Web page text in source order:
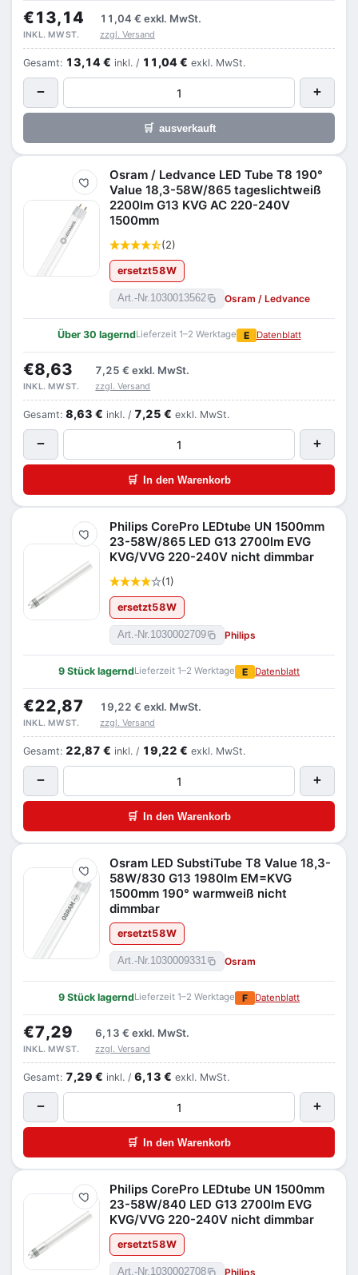
€13,14 11,04 € exkl. MwSt.
INKL. MWST. zzgl. Versand
Gesamt: 13,14 € inkl. / 11,04 € exkl. MwSt.
− +
🛒 ausverkauft
Merken
Osram / Ledvance LED Tube T8 190°
Value 18,3-58W/865 tageslichtweiß
2200lm G13 KVG AC 220-240V
1500mm
(2)
ersetzt58W
Art.-Nr.1030013562 Osram / Ledvance
Über 30 lagerndLieferzeit 1–2 Werktage E Datenblatt
€8,63 7,25 € exkl. MwSt.
INKL. MWST. zzgl. Versand
Gesamt: 8,63 € inkl. / 7,25 € exkl. MwSt.
− +
🛒 In den Warenkorb
Merken
Philips CorePro LEDtube UN 1500mm
23-58W/865 LED G13 2700lm EVG
KVG/VVG 220-240V nicht dimmbar
(1)
ersetzt58W
Art.-Nr.1030002709 Philips
9 Stück lagerndLieferzeit 1–2 Werktage E Datenblatt
€22,87 19,22 € exkl. MwSt.
INKL. MWST. zzgl. Versand
Gesamt: 22,87 € inkl. / 19,22 € exkl. MwSt.
− +
🛒 In den Warenkorb
Merken
Osram LED SubstiTube T8 Value 18,3-
58W/830 G13 1980lm EM=KVG
1500mm 190° warmweiß nicht
dimmbar
ersetzt58W
Art.-Nr.1030009331 Osram
9 Stück lagerndLieferzeit 1–2 Werktage F Datenblatt
€7,29 6,13 € exkl. MwSt.
INKL. MWST. zzgl. Versand
Gesamt: 7,29 € inkl. / 6,13 € exkl. MwSt.
− +
🛒 In den Warenkorb
Merken
Philips CorePro LEDtube UN 1500mm
23-58W/840 LED G13 2700lm EVG
KVG/VVG 220-240V nicht dimmbar
ersetzt58W
Art.-Nr.1030002708 Philips